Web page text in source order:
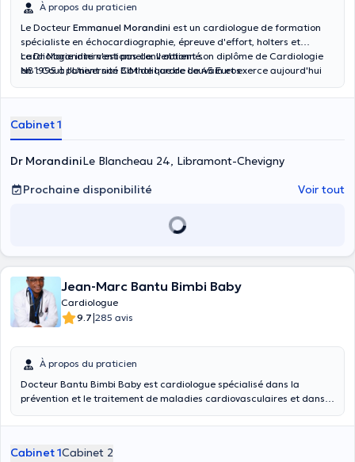
À propos du praticien
Le Docteur Emmanuel Morandini est un cardiologue de formation
spécialiste en échocardiographie, épreuve d'effort, holters et
cardiologie interventionnelle. Il obtient son diplôme de Cardiologie
en 1995 à l'Université Catholique de Louvain et exerce aujourd'hui
cardiologue au CHCA Libramont . En cas d'urgence merci de former
Le Dr Morandini n'est pas conventionné.
NB : Cout patient non BIM de l ordre de 45 Euros
Cabinet 1
Dr MorandiniLe Blancheau 24, Libramont-Chevigny
Prochaine disponibilité
Voir tout
Jean-Marc Bantu Bimbi Baby
Cardiologue
9.7|285 avis
À propos du praticien
Docteur Bantu Bimbi Baby est cardiologue spécialisé dans la
prévention et le traitement de maladies cardiovasculaires et dans
au Brussels Brabant Heart Center et Chirec Site Sainte Anne Saint
Heembeek qui dispose d'un équipement ultra-moderne à la pointe
Cabinet 1Cabinet 2